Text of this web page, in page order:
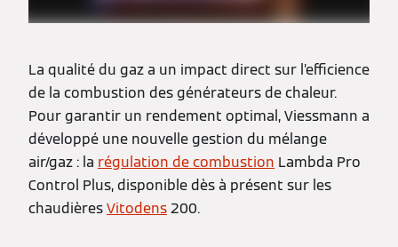
La qualité du gaz a un impact direct sur l’efficience
de la combustion des générateurs de chaleur.
Pour garantir un rendement optimal, Viessmann a
développé une nouvelle gestion du mélange
air/gaz : la régulation de combustion Lambda Pro
Control Plus, disponible dès à présent sur les
chaudièresVitodens200.